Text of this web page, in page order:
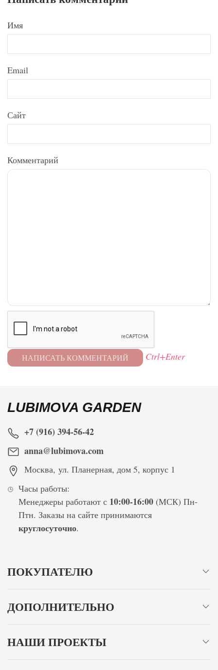
Имя
Email
Сайт
Комментарий
Ctrl+Enter
LUBIMOVA GARDEN
+7 (916) 394-56-42
anna@lubimova.com
Москва, ул. Планерная, дом 5, корпус 1
Часы работы:
Менеджеры работают с 10:00-16:00(МСК) Пн-
Птн. Заказы на сайте принимаются
круглосуточно.
ПОКУПАТЕЛЮ
ДОПОЛНИТЕЛЬНО
НАШИ ПРОЕКТЫ